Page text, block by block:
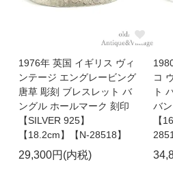
1976年 英国 イギリス ヴィ
ンテージ エングレービング
唐草 彫刻 ブレスレット バ
ングル ホールマーク 刻印
【SILVER 925】
【18.2cm】【N-28518】
29,300円(内税)
コ
ト
バ
【